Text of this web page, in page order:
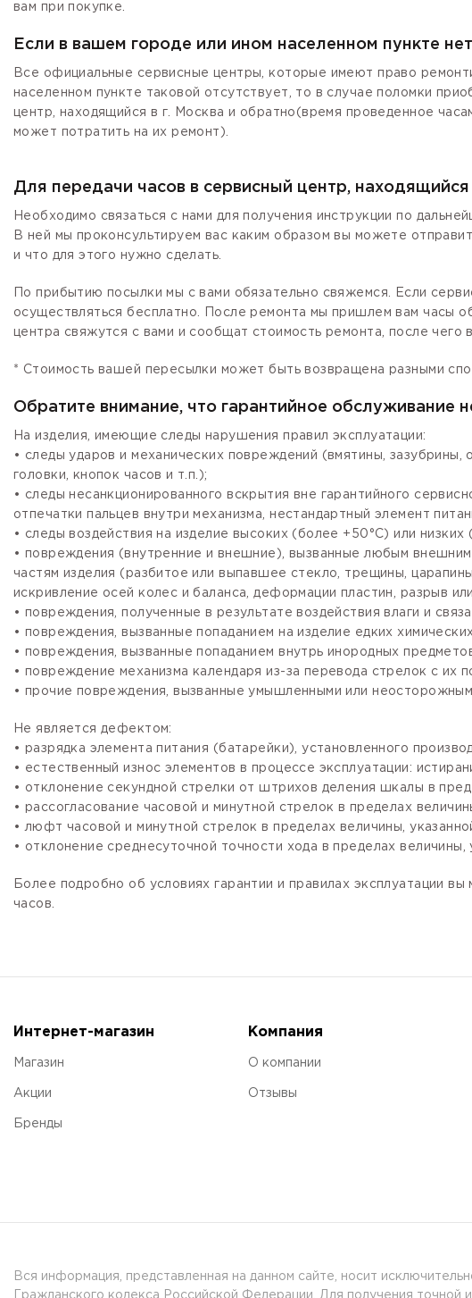
вам при покупке.
Если в вашем городе или ином населенном пункте
Все официальные сервисные центры, которые имеют право
населенном пункте таковой отсутствует, то в случае поломки
центр, находящийся в г. Москва и обратно(время проведенное
может потратить на их ремонт).
Для передачи часов в сервисный центр,
Необходимо связаться с нами для получения инструкции по
В ней мы проконсультируем вас каким образом вы можете
и что для этого нужно сделать.
По прибытию посылки мы с вами обязательно свяжемся. Если
осуществляться бесплатно. После ремонта мы пришлем вам часы
центра свяжутся с вами и сообщат стоимость ремонта, после чего
* Стоимость вашей пересылки может быть возвращена разными
Обратите внимание, что гарантийное обслуживание
На изделия, имеющие следы нарушения правил эксплуатации:
• следы ударов и механических повреждений (вмятины,
головки, кнопок часов и т.п.);
• следы несанкционированного вскрытия вне гарантийного
отпечатки пальцев внутри механизма, нестандартный элемент
• следы воздействия на изделие высоких (более +50°С) или
• повреждения (внутренние и внешние), вызванные любым
частям изделия (разбитое или выпавшее стекло, трещины,
искривление осей колес и баланса, деформации пластин, разрыв
• повреждения, полученные в результате воздействия влаги и
• повреждения, вызванные попаданием на изделие едких
• повреждения, вызванные попаданием внутрь инородных
• повреждение механизма календаря из-за перевода стрелок с их
• прочие повреждения, вызванные умышленными или
Не является дефектом:
• разрядка элемента питания (батарейки), установленного
• естественный износ элементов в процессе эксплуатации:
• отклонение секундной стрелки от штрихов деления шкалы в
• рассогласование часовой и минутной стрелок в пределах
• люфт часовой и минутной стрелок в пределах величины,
• отклонение среднесуточной точности хода в пределах величины,
Более подробно об условиях гарантии и правилах эксплуатации
часов.
Интернет-магазин
Магазин
Акции
Бренды
Компания
О компании
Отзывы
Вся информация, представленная на данном сайте, носит
Гражданского кодекса Российской Федерации. Для получения